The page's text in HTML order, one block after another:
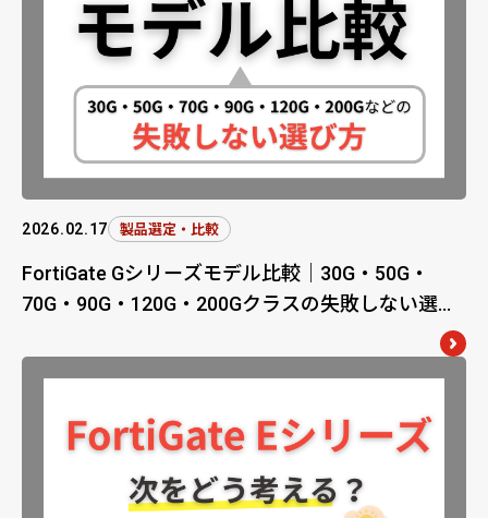
2026.02.17 製品選定・比較
FortiGate Gシリーズモデル比較｜30G・50G・
70G・90G・120G・200Gクラスの失敗しない選び